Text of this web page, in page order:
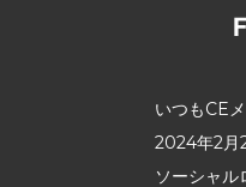
いつもCE
2024年2月
ソーシャ